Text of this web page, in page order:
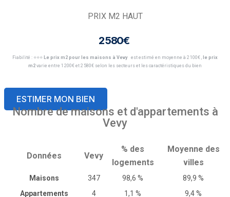
PRIX M2 HAUT
2 580€ ​
Fiabilité : ⭐️⭐️⭐️ Le prix m2 pour les maisons à Vevy est estimé en moyenne à 2 100€ ​, le prix
m2 varie entre 1 200€ et 2 580€ selon les secteurs et les caractéristiques du bien
ESTIMER MON BIEN
Nombre de maisons et d'appartements à
Vevy
Données Vevy
% des
logements
Moyenne des
villes
Maisons 347 98,6 %
89,9 %
Appartements
4 1,1 %
9,4 %